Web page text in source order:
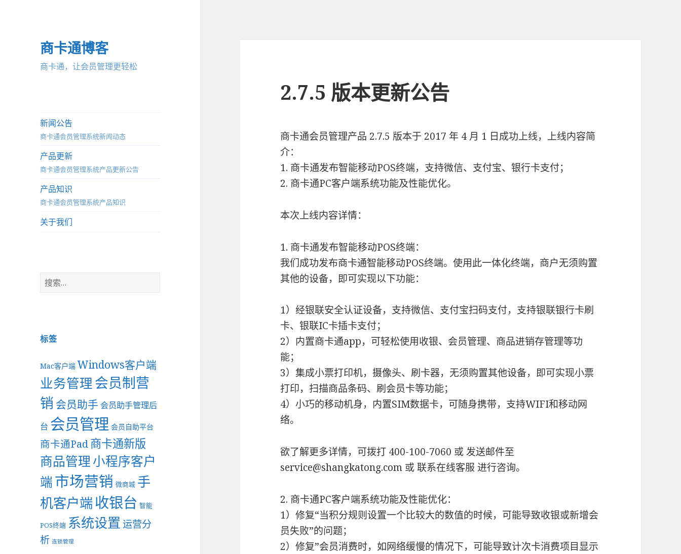
商卡通博客
商卡通，让会员管理更轻松
新闻公告
商卡通会员管理系统新闻动态
产品更新
商卡通会员管理系统产品更新公告
产品知识
商卡通会员管理系统产品知识
关于我们
搜
索
标签
Mac客户端 Windows客户端
业务管理 会员制营
销 会员助手 会员助手管理后
台 会员管理 会员自助平台
商卡通Pad商卡通新版
商品管理小程序客户
端市场营销 微商城 手
机客户端收银台 智能
POS终端 系统设置运营分
析 连锁管理
2.7.5 版本更新公告
商卡通会员管理产品 2.7.5 版本于 2017 年 4 月 1 日成功上线，上线内容简
介：
1. 商卡通发布智能移动POS终端，支持微信、支付宝、银行卡支付；
2. 商卡通PC客户端系统功能及性能优化。
本次上线内容详情：
1. 商卡通发布智能移动POS终端：
我们成功发布商卡通智能移动POS终端。使用此一体化终端，商户无须购置
其他的设备，即可实现以下功能：
1）经银联安全认证设备，支持微信、支付宝扫码支付，支持银联银行卡刷
卡、银联IC卡插卡支付；
2）内置商卡通app，可轻松使用收银、会员管理、商品进销存管理等功
能；
3）集成小票打印机，摄像头、刷卡器，无须购置其他设备，即可实现小票
打印，扫描商品条码、刷会员卡等功能；
4）小巧的移动机身，内置SIM数据卡，可随身携带，支持WIFI和移动网
络。
欲了解更多详情，可拨打 400-100-7060 或 发送邮件至
service@shangkatong.com 或 联系在线客服 进行咨询。
2. 商卡通PC客户端系统功能及性能优化：
1）修复“当积分规则设置一个比较大的数值的时候，可能导致收银或新增会
员失败”的问题；
2）修复”会员消费时，如网络缓慢的情况下，可能导致计次卡消费项目显示